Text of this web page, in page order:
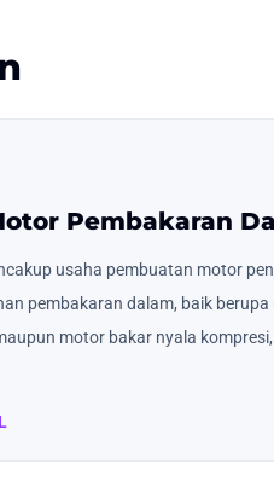
Pembakaran
usaha pembuatan motor
pembakaran dalam, baik
motor bakar nyala